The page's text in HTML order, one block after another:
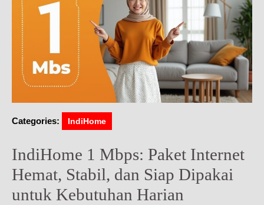
Categories: IndiHome
IndiHome 1 Mbps: Paket Internet
Hemat, Stabil, dan Siap Dipakai
untuk Kebutuhan Harian